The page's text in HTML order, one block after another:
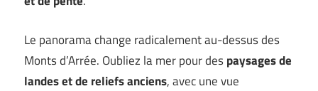
Le panorama change radicalement au-dessus des
Monts d’Arrée. Oubliez la mer pour despaysages de
landes et de reliefs anciens, avec une vue